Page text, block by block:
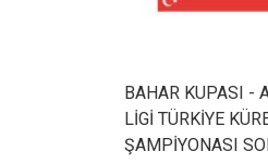
BAHAR KUPASI -
LİGİ TÜRKİYE
ŞAMPİYONASI